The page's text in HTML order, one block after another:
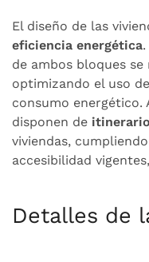
El diseño de las
eficiencia energética
de ambos bloques
optimizando el uso
consumo energético.
disponen de
viviendas,
accesibilidad
Detalles de